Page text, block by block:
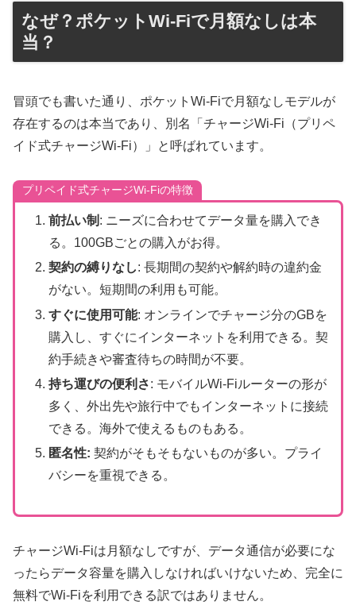
なぜ？ポケットWi-Fiで月額なしは本
当？
冒頭でも書いた通り、ポケットWi-Fiで月額なしモデルが
存在するのは本当であり、別名「チャージWi-Fi（プリペ
イド式チャージWi-Fi）」と呼ばれています。
プリペイド式チャージWi-Fiの特徴
前払い制 : ニーズに合わせてデータ量を購入でき
る。100GBごとの購入がお得。
契約の縛りなし: 長期間の契約や解約時の違約金
がない。短期間の利用も可能。
すぐに使用可能: オンラインでチャージ分のGBを
購入し、すぐにインターネットを利用できる。契
約手続きや審査待ちの時間が不要。
持ち運びの便利さ: モバイルWi-Fiルーターの形が
多く、外出先や旅行中でもインターネットに接続
できる。海外で使えるものもある。
匿名性: 契約がそもそもないものが多い。プライ
バシーを重視できる。
チャージWi-Fiは月額なしですが、データ通信が必要にな
ったらデータ容量を購入しなければいけないため、完全に
無料でWi-Fiを利用できる訳ではありません。